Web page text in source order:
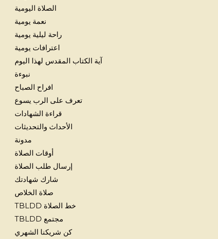
الصلاة اليومية
نعمة يومية
راحة ليلية يومية
اعترافات يومية
آية الكتاب المقدس لهذا اليوم
نبوءة
افراح الصباح
تعرف على الرب يسوع
قراءة الشهادات
الأحداث والتحديثات
مدونة
أوقات الصلاة
إرسال طلب الصلاة
شارك شهادتك
صلاة الخلاص
خط الصلاة TBLDD
مجتمع TBLDD
كن شريكنا الشهري